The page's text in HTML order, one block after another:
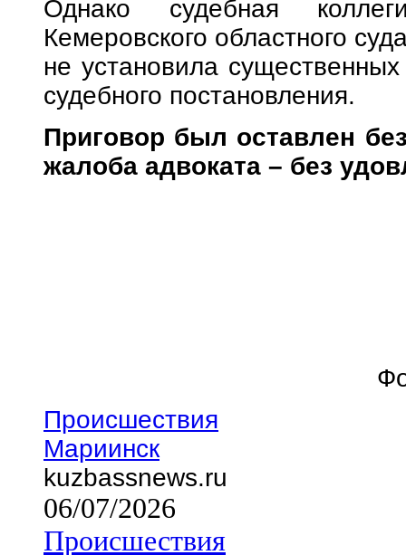
Однако судебная
Кемеровского областного
не установила
судебного постановления.
Приговор был оставлен
жалоба адвоката – без
Происшествия
Мариинск
kuzbassnews.ru
06/07/2026
Происшествия